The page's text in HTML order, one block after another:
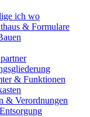
ich wo
& Formulare
& Funktionen
& Verordnungen